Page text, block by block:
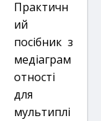
Практичн
ий
посібник з
медіаграм
отності
для
мультиплі